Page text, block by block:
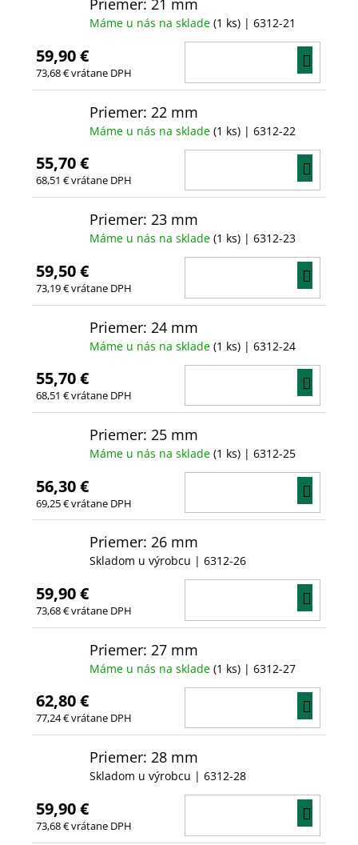
Priemer: 21 mm
Máme u nás na sklade (1 ks) | 6312-21
59,90 €
73,68 € vrátane DPH
Priemer: 22 mm
Máme u nás na sklade (1 ks) | 6312-22
55,70 €
68,51 € vrátane DPH
Priemer: 23 mm
Máme u nás na sklade (1 ks) | 6312-23
59,50 €
73,19 € vrátane DPH
Priemer: 24 mm
Máme u nás na sklade (1 ks) | 6312-24
55,70 €
68,51 € vrátane DPH
Priemer: 25 mm
Máme u nás na sklade (1 ks) | 6312-25
56,30 €
69,25 € vrátane DPH
Priemer: 26 mm
Skladom u výrobcu | 6312-26
59,90 €
73,68 € vrátane DPH
Priemer: 27 mm
Máme u nás na sklade (1 ks) | 6312-27
62,80 €
77,24 € vrátane DPH
Priemer: 28 mm
Skladom u výrobcu | 6312-28
59,90 €
73,68 € vrátane DPH